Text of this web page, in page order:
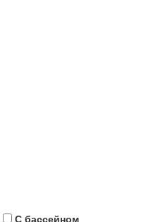
С бассейном